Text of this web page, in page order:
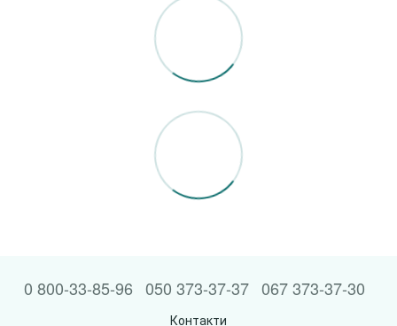
0 800-33-85-96 050 373-37-37 067 373-37-30
Контакти